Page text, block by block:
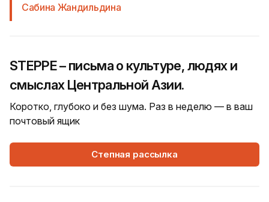
Сабина Жандильдина
STEPPE – письма о культуре, людях и
смыслах Центральной Азии.
Коротко, глубоко и без шума. Раз в неделю — в ваш
почтовый ящик
Степная рассылка